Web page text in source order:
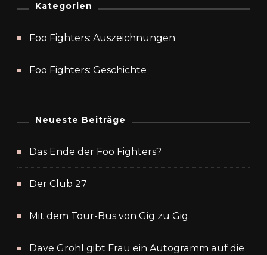
Kategorien
Foo Fighters: Auszeichnungen
Foo Fighters: Geschichte
Neueste Beiträge
Das Ende der Foo Fighters?
Der Club 27
Mit dem Tour-Bus von Gig zu Gig
Dave Grohl gibt Frau ein Autogramm auf die